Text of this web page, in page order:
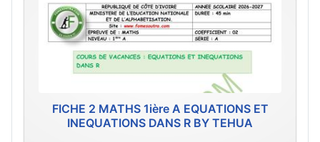
FICHE 2 MATHS 1ière A EQUATIONS ET
INEQUATIONS DANS R BY TEHUA